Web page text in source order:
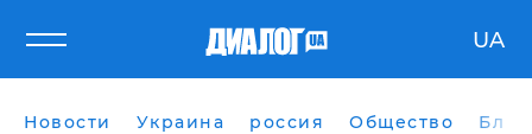
UA
Новости Украина россия Общество